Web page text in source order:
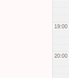
19:00
20:00